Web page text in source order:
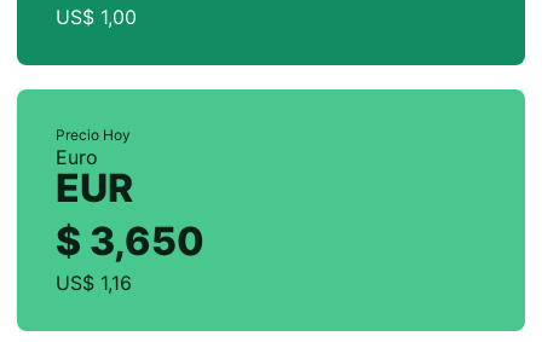
US$ 1,00
Precio Hoy
Euro
EUR
$ 3,650
US$ 1,16